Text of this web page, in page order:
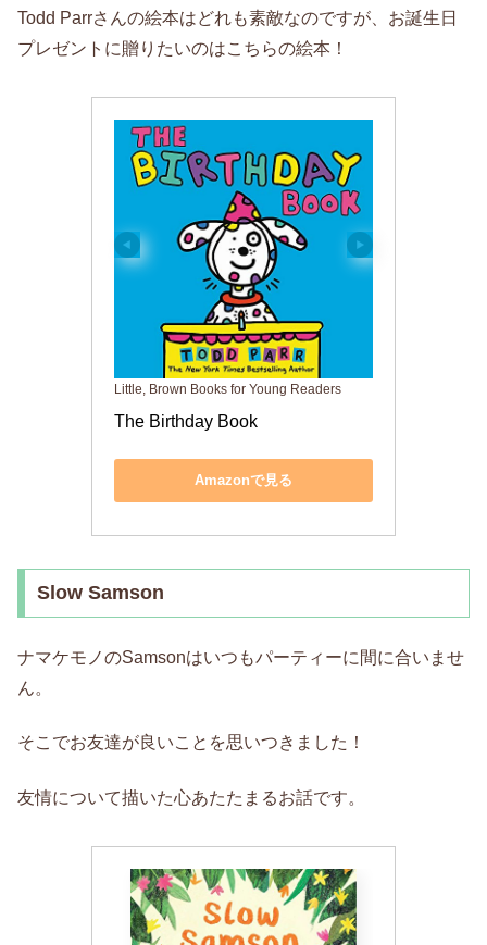
Todd Parrさんの絵本はどれも素敵なのですが、お誕生日
プレゼントに贈りたいのはこちらの絵本！
Little, Brown Books for Young Readers
The Birthday Book
Amazonで見る
Slow Samson
ナマケモノのSamsonはいつもパーティーに間に合いませ
ん。
そこでお友達が良いことを思いつきました！
友情について描いた心あたたまるお話です。